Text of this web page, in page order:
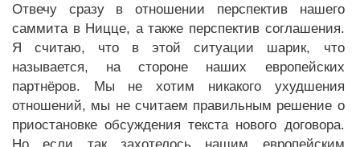
Отвечу сразу в отношении перспектив нашего
саммита в Ницце, а также перспектив соглашения.
Я считаю, что в этой ситуации шарик, что
называется, на стороне наших европейских
партнёров. Мы не хотим никакого ухудшения
отношений, мы не считаем правильным решение о
приостановке обсуждения текста нового договора.